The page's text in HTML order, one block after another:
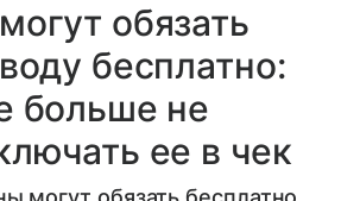
обязать
бесплатно:
больше не
ее в чек